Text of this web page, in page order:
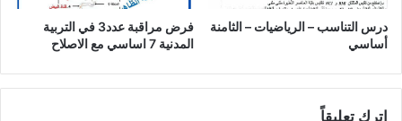
درس التناسب – الرياضيات – الثامنة
أساسي
فرض مراقبة عدد3 في التربية
المدنية 7 اساسي مع الاصلاح
اترك تعليقاً